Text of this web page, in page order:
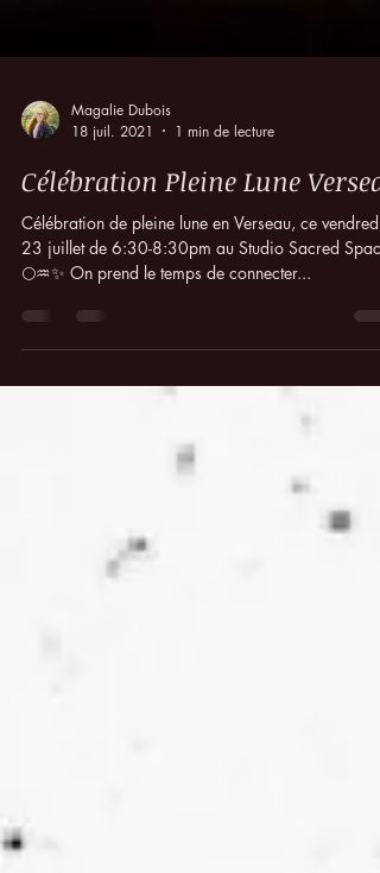
Magalie Dubois
18 juil. 2021
1 min de lecture
Célébration Pleine Lune
Célébration de pleine lune en Verseau, ce vendredi
23 juillet de 6:30-8:30pm au Studio Sacred Space